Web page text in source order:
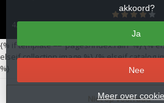
Niet op voorraad
4.5/5sterren op basis van9/10
{% if template == 'pages/index.rain' %}{%
elseif collection.image %}{% elseif
%}
akkoord?
Ja
Nee
Meer over